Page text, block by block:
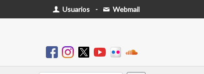
Usuarios - Webmail